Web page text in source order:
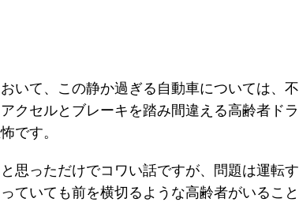
いて、この静か過ぎる自動車については、不
クセルとブレーキを踏み間違える高齢者ドラ
です。
思っただけでコワい話ですが、問題は運転す
ていても前を横切るような高齢者がいること